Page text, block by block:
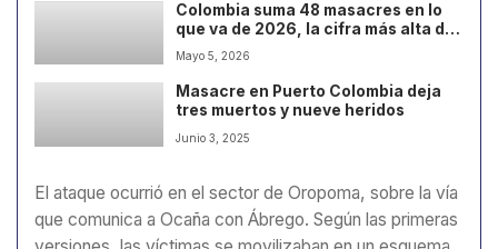
Colombia suma 48 masacres en lo
que va de 2026, la cifra más alta de
la última década
Mayo 5, 2026
Masacre en Puerto Colombia deja
tres muertos y nueve heridos
Junio 3, 2025
El ataque ocurrió en el sector de Oropoma, sobre la vía
que comunica a Ocaña con Ábrego. Según las primeras